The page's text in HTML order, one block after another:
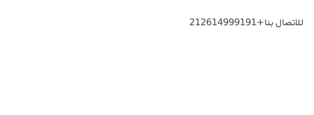
للاتصال بنا+212614999191